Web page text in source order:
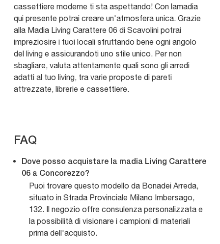
cassettiere moderne ti sta aspettando! Con lamadia
qui presente potrai creare un'atmosfera unica. Grazie
alla Madia Living Carattere 06 di Scavolini potrai
impreziosire i tuoi locali sfruttando bene ogni angolo
del living e assicurandoti uno stile unico. Per non
sbagliare, valuta attentamente quali sono gli arredi
adatti al tuo living, tra varie proposte di pareti
attrezzate, librerie e cassettiere.
FAQ
Dove posso acquistare la madia Living Carattere
06 a Concorezzo?
Puoi trovare questo modello da Bonadei Arreda,
situato in Strada Provinciale Milano Imbersago,
132. Il negozio offre consulenza personalizzata e
la possibilità di visionare i campioni di materiali
prima dell'acquisto.